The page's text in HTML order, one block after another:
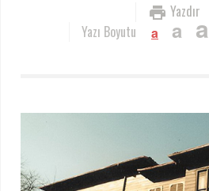
Yazdır
Yazı Boyutu
a a a